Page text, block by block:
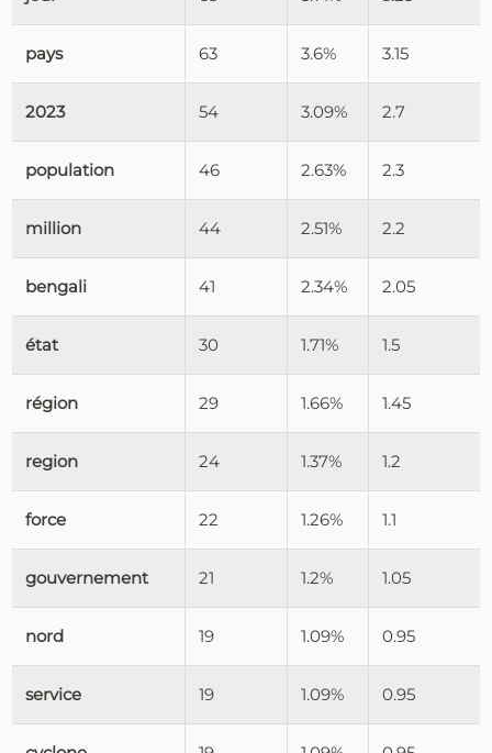
pays 63 3.6% 3.15
2023 54 3.09% 2.7
population 46 2.63% 2.3
million 44 2.51% 2.2
bengali 41 2.34% 2.05
état 30 1.71% 1.5
région 29 1.66% 1.45
region 24 1.37% 1.2
force 22 1.26% 1.1
gouvernement 21 1.2% 1.05
nord 19 1.09% 0.95
service 19 1.09% 0.95